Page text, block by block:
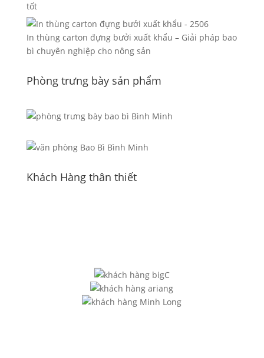
tốt
In thùng carton đựng bưởi xuất khẩu – Giải pháp bao
bì chuyên nghiệp cho nông sản
Phòng trưng bày sản phẩm
Khách Hàng thân thiết